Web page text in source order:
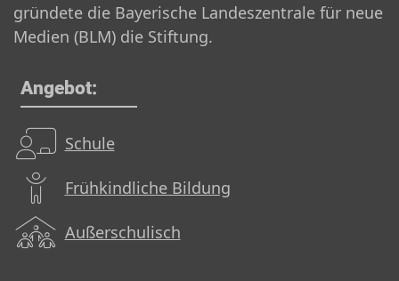
gründete die Bayerische Landeszentrale für neue
Medien (BLM) die Stiftung.
Angebot:
Schule
Frühkindliche Bildung
Außerschulisch